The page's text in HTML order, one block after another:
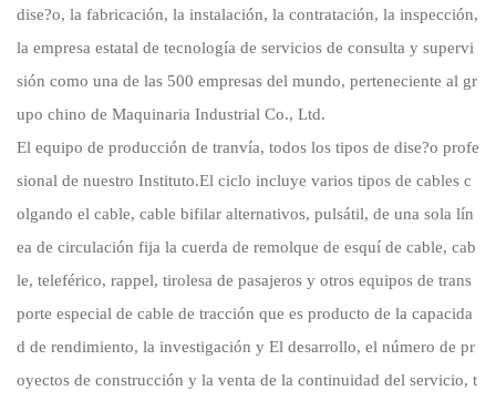
dise?o, la fabricación, la instalación, la contratación, la inspección,
la empresa estatal de tecnología de servicios de consulta y supervi
sión como una de las 500 empresas del mundo, perteneciente al gr
upo chino de Maquinaria Industrial Co., Ltd.
El equipo de producción de tranvía, todos los tipos de dise?o profe
sional de nuestro Instituto.El ciclo incluye varios tipos de cables c
olgando el cable, cable bifilar alternativos, pulsátil, de una sola lín
ea de circulación fija la cuerda de remolque de esquí de cable, cab
le, teleférico, rappel, tirolesa de pasajeros y otros equipos de trans
porte especial de cable de tracción que es producto de la capacida
d de rendimiento, la investigación y El desarrollo, el número de pr
oyectos de construcción y la venta de la continuidad del servicio, t